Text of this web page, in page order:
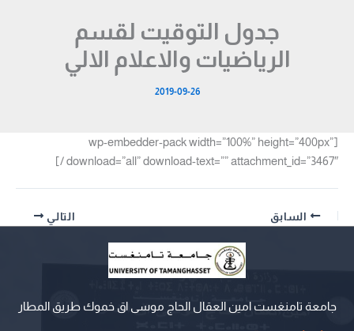
جدول التوقيت لقسم
الرياضيات والاعلام الالي
2019-09-26
[wp-embedder-pack width=”100%” height=”400px”
download=”all” download-text=”” attachment_id=”3467″ /]
السابق التالي
جامعة تامنغست امين العقال الحاج موسى اق خموك طريق المطار